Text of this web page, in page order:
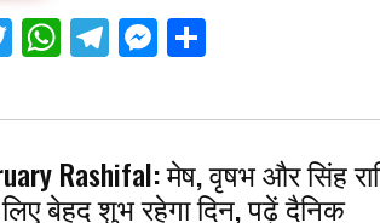
T
tt
W
at
s
A
T
e
gr
a
M
se
n
g
S
ar
Rashifal: मेष, वृषभ और सिंह
बेहद शुभ रहेगा दिन, पढ़ें दैनिक